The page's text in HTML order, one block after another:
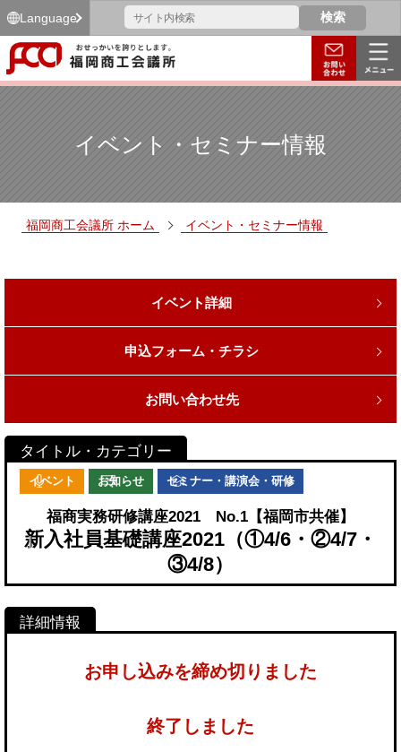
Language
イベント・セミナー情報
福岡商工会議所 ホーム イベント・セミナー情報
イベント詳細
申込フォーム・チラシ
お問い合わせ先
イベント お知らせ セミナー・講演会・研修
福商実務研修講座2021 No.1【福岡市共催】
新入社員基礎講座2021（①4/6・②4/7・
③4/8）
お申し込みを締め切りました
終了しました